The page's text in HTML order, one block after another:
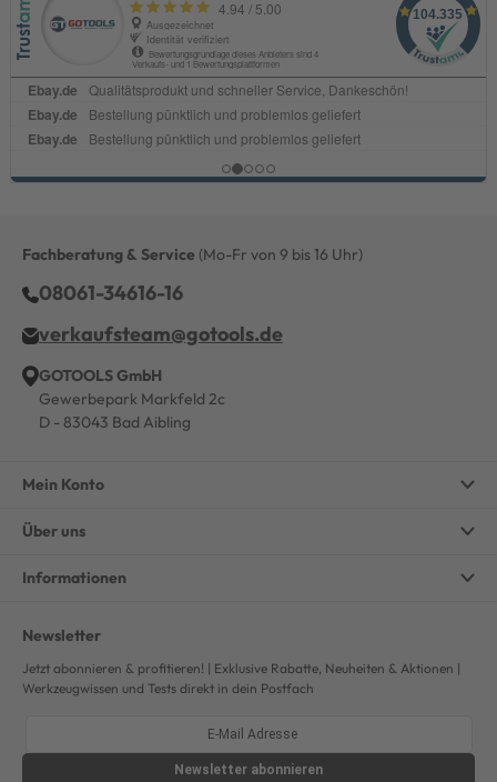
Fachberatung & Service (Mo-Fr von 9 bis 16 Uhr)
08061-34616-16
verkaufsteam@gotools.de
GOTOOLS GmbH
Gewerbepark Markfeld 2c
D - 83043 Bad Aibling
Mein Konto
Über uns
Informationen
Newsletter
Jetzt abonnieren & profitieren! | Exklusive Rabatte, Neuheiten & Aktionen |
Werkzeugwissen und Tests direkt in dein Postfach
Newsletter abonnieren